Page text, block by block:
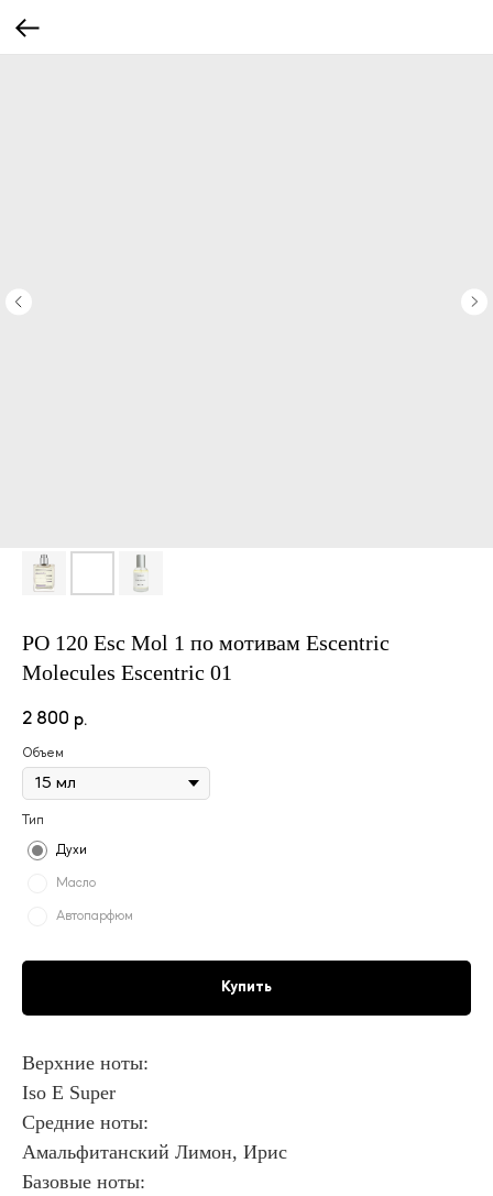
PO 120 Esc Mol 1 по мотивам Escentric
Molecules Escentric 01
2 800 р.
Объем
Тип
Духи
Масло
Автопарфюм
Купить
Верхние ноты:
Iso E Super
Средние ноты:
Амальфитанский Лимон, Ирис
Базовые ноты: